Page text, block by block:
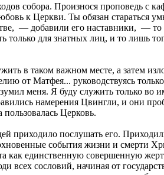
собора. Произнося проповедь с
к Церкви. Ты обязан стараться
— добавили его наставники, —
для знатных лиц, и то лишь
в таком важном месте, а затем
от Матфея... руководствуясь
меня. Я буду служить только
намерения Цвингли, и они
Церковь.
послушать его.
события жизни и смерти
как единственную совершенную
сословий, начиная от